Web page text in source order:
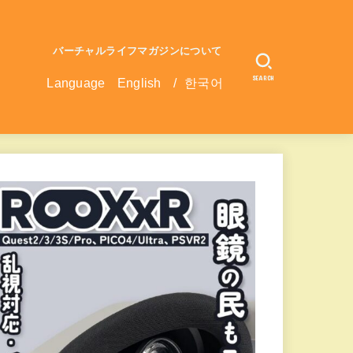
バーチャルライフマガジンについて
Language English / 한국어 SEARCH